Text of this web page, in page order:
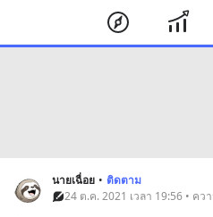
นายเฉื่อย • ติดตาม
24 ต.ค. 2021 เวลา 19:56 • คว